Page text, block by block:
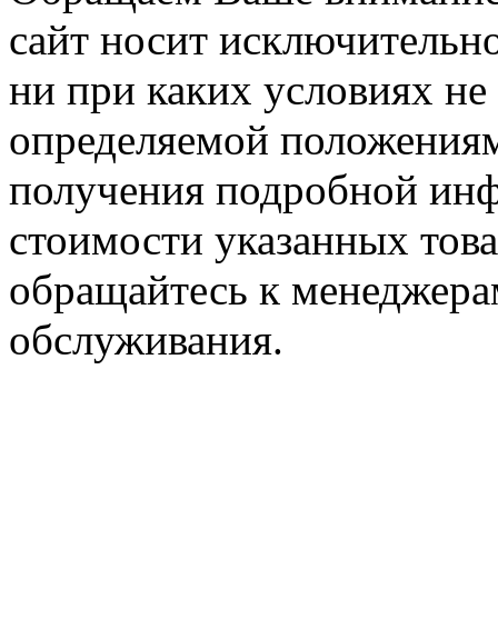
сайт носит
ни при каких условиях
определяемой
получения подробной
стоимости указанных
обращайтесь к
обслуживания.